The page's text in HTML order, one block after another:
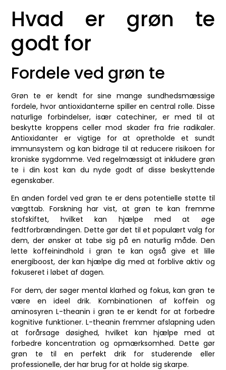
Hvad er grøn te
godt for
Fordele ved grøn te
Grøn te er kendt for sine mange sundhedsmæssige
fordele, hvor antioxidanterne spiller en central rolle. Disse
naturlige forbindelser, især catechiner, er med til at
beskytte kroppens celler mod skader fra frie radikaler.
Antioxidanter er vigtige for at opretholde et sundt
immunsystem og kan bidrage til at reducere risikoen for
kroniske sygdomme. Ved regelmæssigt at inkludere grøn
te i din kost kan du nyde godt af disse beskyttende
egenskaber.
En anden fordel ved grøn te er dens potentielle støtte til
vægttab. Forskning har vist, at grøn te kan fremme
stofskiftet, hvilket kan hjælpe med at øge
fedtforbrændingen. Dette gør det til et populært valg for
dem, der ønsker at tabe sig på en naturlig måde. Den
lette koffeinindhold i grøn te kan også give et lille
energiboost, der kan hjælpe dig med at forblive aktiv og
fokuseret i løbet af dagen.
For dem, der søger mental klarhed og fokus, kan grøn te
være en ideel drik. Kombinationen af koffein og
aminosyren L-theanin i grøn te er kendt for at forbedre
kognitive funktioner. L-theanin fremmer afslapning uden
at forårsage døsighed, hvilket kan hjælpe med at
forbedre koncentration og opmærksomhed. Dette gør
grøn te til en perfekt drik for studerende eller
professionelle, der har brug for at holde sig skarpe.